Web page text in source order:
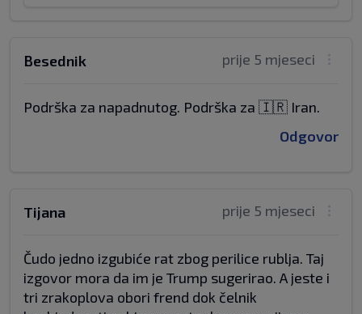
prije 5 mjeseci
Besednik
Podrška za napadnutog. Podrška za 🇮🇷 Iran.
Odgovor
prije 5 mjeseci
Tijana
Čudo jedno izgubiće rat zbog perilice rublja. Taj
izgovor mora da im je Trump sugerirao. A jeste i
tri zrakoplova obori frend dok čelnik